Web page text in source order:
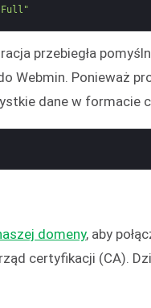
Full"
przebiegła
Webmin. Ponieważ
dane w formacie
domeny, aby
certyfikacji (CA).